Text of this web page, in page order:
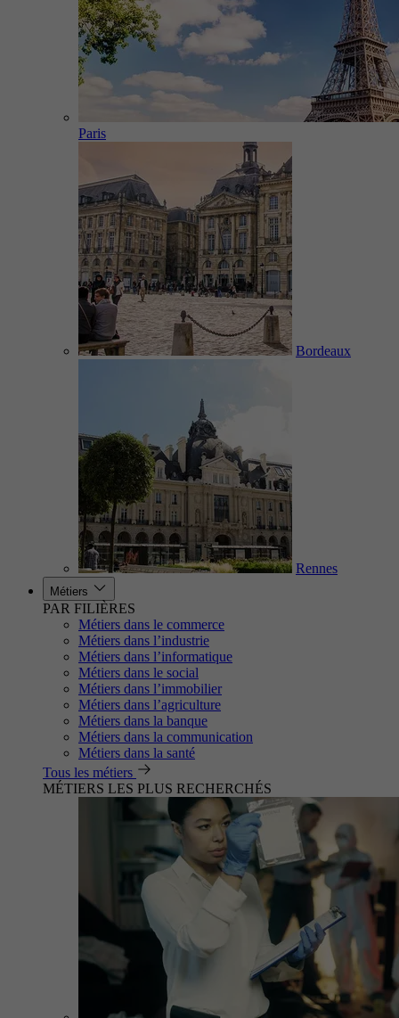
Paris
Bordeaux
Rennes
Métiers
PAR FILIÈRES
Métiers dans le commerce
Métiers dans l’industrie
Métiers dans l’informatique
Métiers dans le social
Métiers dans l’immobilier
Métiers dans l’agriculture
Métiers dans la banque
Métiers dans la communication
Métiers dans la santé
Tous les métiers
MÉTIERS LES PLUS RECHERCHÉS